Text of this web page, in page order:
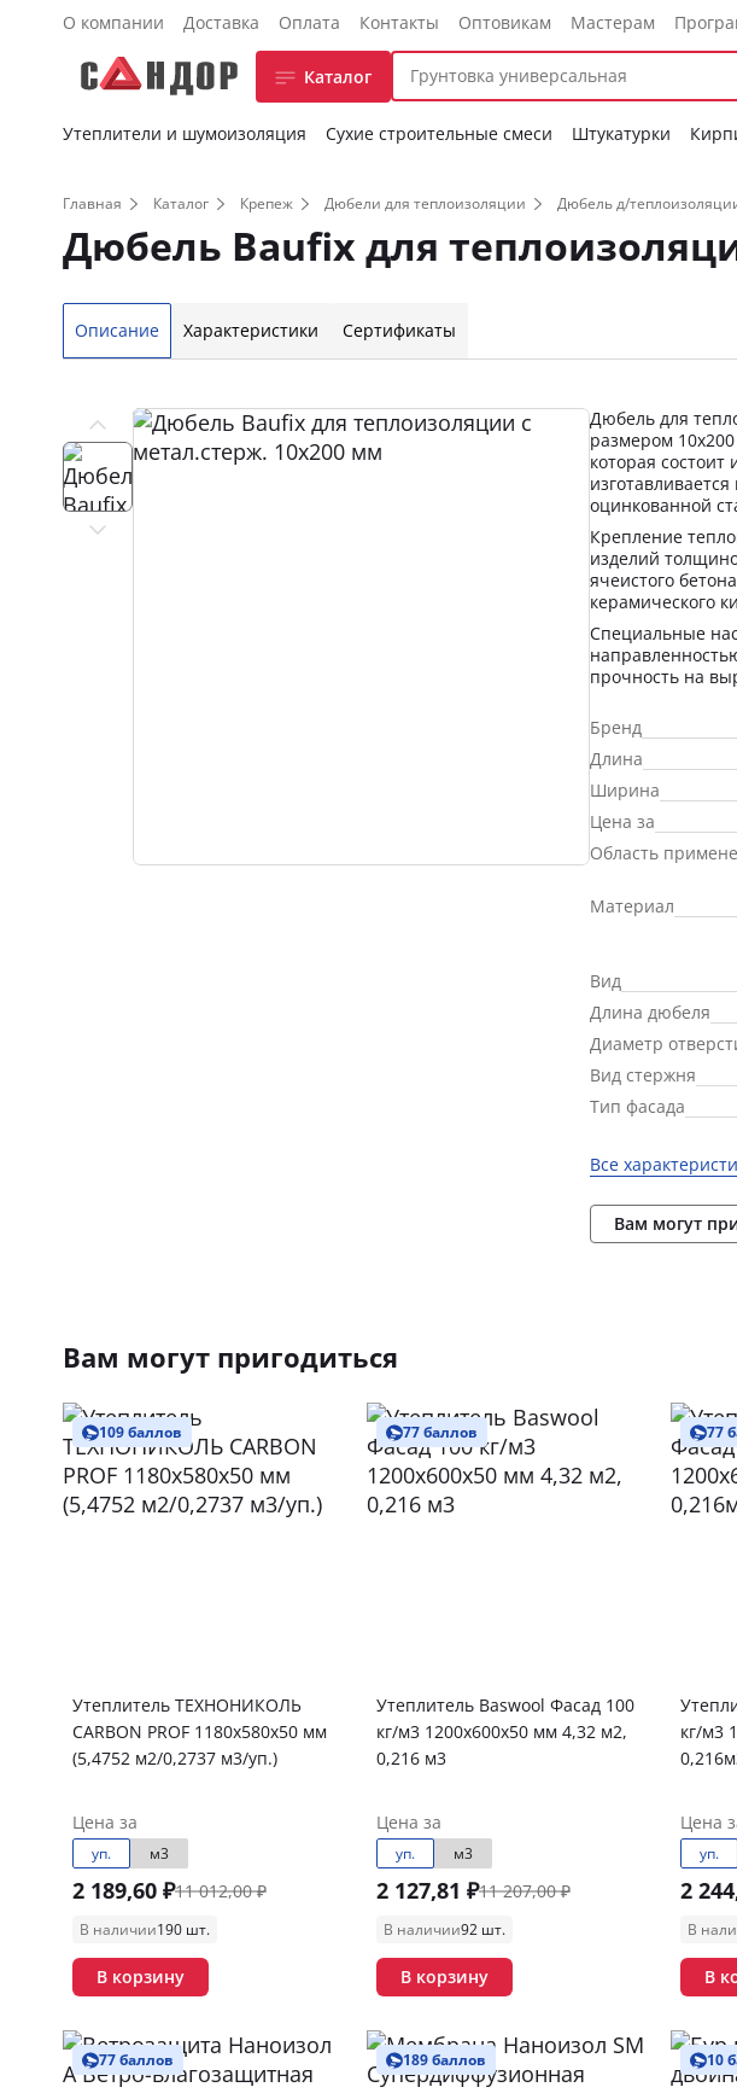
О компании Доставка Оплата Контакты Оптовикам Мастерам
Каталог
Утеплители и шумоизоляция
Сухие строительные смеси Штукатурки
Главная Каталог Крепеж Дюбели для теплоизоляции Дюбель д/
Дюбель Baufix для
Описание Характеристики Сертификаты
Дюбель для
размером
которая
оцинкованной
Крепление
изделий
ячеистого
керамического
Специальные
прочность на
Бренд
Длина
Ширина
Цена за
Область
Материал
Вид
Длина дюбеля
Диаметр
Вид стержня
Тип фасада
Все
Вам могут
Вам могут пригодиться
109 баллов
Утеплитель ТЕХНОНИКОЛЬ
CARBON PROF 1180х580х50 мм
(5,4752 м2/0,2737 м3/уп.)
Цена за
уп. м3
2 189,60 ₽11 012,00 ₽
В наличии190 шт.
В корзину
77 баллов
Утеплитель Baswool Фасад 100
кг/м3 1200х600х50 мм 4,32 м2,
0,216 м3
Цена за
уп. м3
2 127,81 ₽11 207,00 ₽
В наличии92 шт.
В корзину
77
кг/м3
Цена
уп.
2
В
В
77 баллов 189 баллов 10